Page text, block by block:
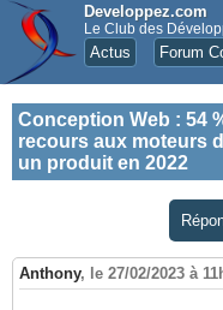
Developpez.com
Le Club des
Actus Forum
Conception Web : 54
recours aux moteurs
un produit en 2022
Anthony, le 27/02/2023 à